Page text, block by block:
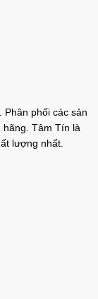
Phân phối các sản
hãng. Tâm Tín là
lượng nhất.